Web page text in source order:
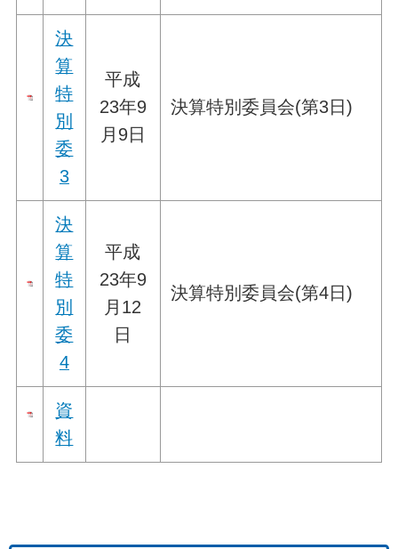
決
算
特
別
委
3
平成
23年9
月9日
決算特別委員会(第3日)
決
算
特
別
委
4
平成
23年9
月12
日
決算特別委員会(第4日)
資
料